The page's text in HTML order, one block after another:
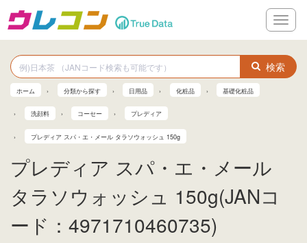
メ
ニ
ー
検索
ホーム 分類から探す 日用品 化粧品 基礎化粧品
洗顔料 コーセー プレディア
プレディア スパ・エ・メール タラソウォッシュ 150g
プレディア スパ・エ・メール
タラソウォッシュ 150g(JANコ
ード：4971710460735)